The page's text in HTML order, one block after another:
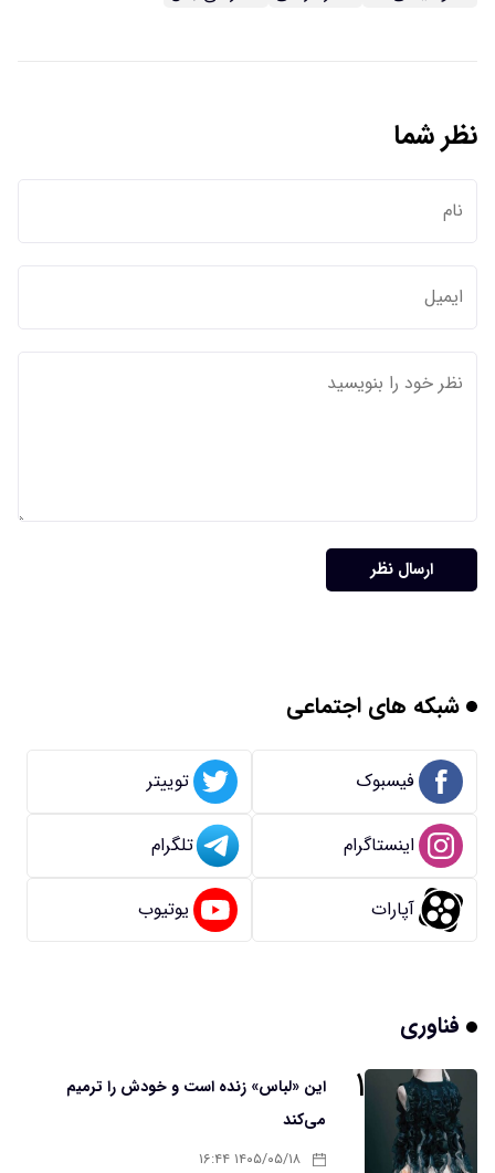
نظر شما
ارسال نظر
شبکه های اجتماعی
فیسبوک توییتر
اینستاگرام تلگرام
آپارات یوتیوب
فناوری
۱
این «لباس» زنده است و خودش را ترمیم
می‌کند
۱۴۰۵/۰۵/۱۸ ۱۶:۴۴